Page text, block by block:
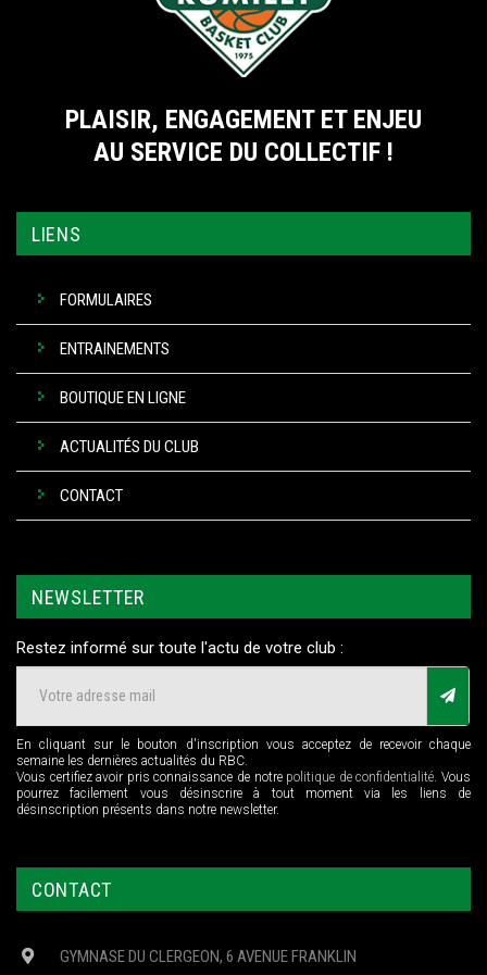
PLAISIR, ENGAGEMENT ET ENJEU
AU SERVICE DU COLLECTIF !
LIENS
FORMULAIRES
ENTRAINEMENTS
BOUTIQUE EN LIGNE
ACTUALITÉS DU CLUB
CONTACT
NEWSLETTER
Restez informé sur toute l'actu de votre club :
En cliquant sur le bouton d'inscription vous acceptez de recevoir chaque
semaine les dernières actualités du RBC.
Vous certifiez avoir pris connaissance de notre politique de confidentialité. Vous
pourrez facilement vous désinscrire à tout moment via les liens de
désinscription présents dans notre newsletter.
CONTACT
GYMNASE DU CLERGEON, 6 AVENUE FRANKLIN